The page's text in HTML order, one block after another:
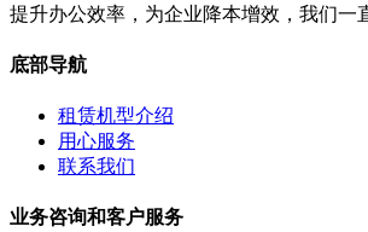
提升办公效率，为企业降本增效，我们一
底部导航
租赁机型介绍
用心服务
联系我们
业务咨询和客户服务